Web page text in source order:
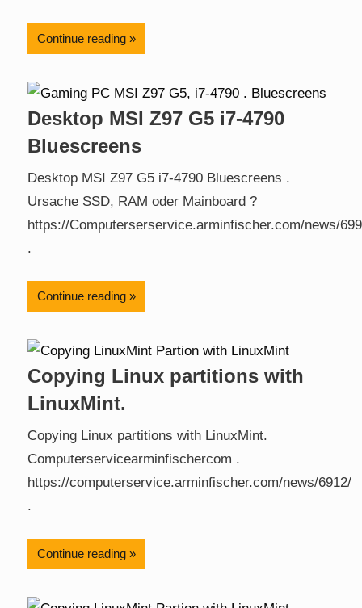
Continue reading
Desktop MSI Z97 G5 i7-4790
Bluescreens
Desktop MSI Z97 G5 i7-4790 Bluescreens .
Ursache SSD, RAM oder Mainboard ?
https://Computerserservice.arminfischer.com/news/
.
Continue reading
Copying Linux partitions with
LinuxMint.
Copying Linux partitions with LinuxMint.
Computerservicearminfischercom .
https://computerservice.arminfischer.com/news/6912/
.
Continue reading